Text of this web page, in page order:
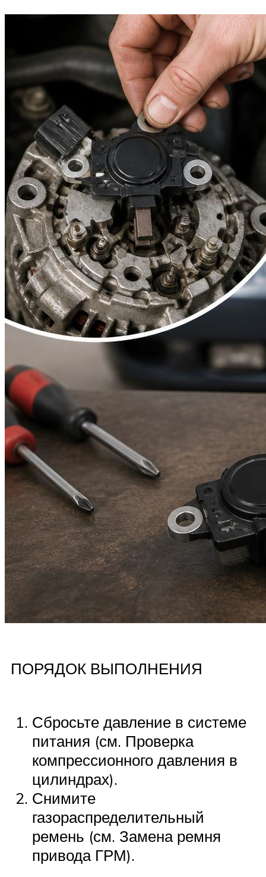
ПОРЯДОК ВЫПОЛНЕНИЯ
Сбросьте давление в системе
питания (см. Проверка
компрессионного давления в
цилиндрах).
Снимите
газораспределительный
ремень (см. Замена ремня
привода ГРМ).